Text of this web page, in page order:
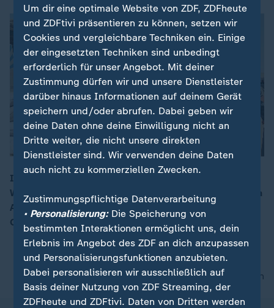
00:16
Im Sudan hat die RSF-Miliz eine dreimonatige
Waffenruhe ausgerufen, welche von der sudanesischen
Armee abgelehnt wurde. Es wird von massenhaften
Gräueltaten der Miliz berichtet.
nach oben
Um dir eine optimale Website von ZDF, ZDFheute
und ZDFtivi präsentieren zu können, setzen wir
Cookies und vergleichbare Techniken ein. Einige
der eingesetzten Techniken sind unbedingt
erforderlich für unser Angebot. Mit deiner
Zustimmung dürfen wir und unsere Dienstleister
darüber hinaus Informationen auf deinem Gerät
speichern und/oder abrufen. Dabei geben wir
deine Daten ohne deine Einwilligung nicht an
Dritte weiter, die nicht unsere direkten
Dienstleister sind. Wir verwenden deine Daten
auch nicht zu kommerziellen Zwecken.
Zustimmungspflichtige Datenverarbeitung
• Personalisierung:Die Speicherung von
bestimmten Interaktionen ermöglicht uns, dein
Erlebnis im Angebot des ZDF an dich anzupassen
und Personalisierungsfunktionen anzubieten.
Dabei personalisieren wir ausschließlich auf
Basis deiner Nutzung von ZDF Streaming, der
ZDFheute und ZDFtivi. Daten von Dritten werden